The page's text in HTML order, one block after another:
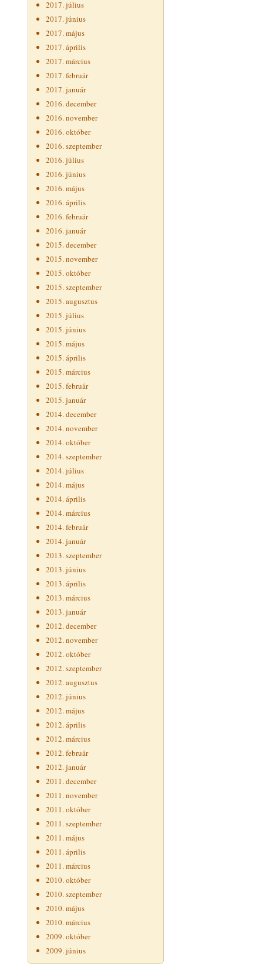
2017. július
2017. június
2017. május
2017. április
2017. március
2017. február
2017. január
2016. december
2016. november
2016. október
2016. szeptember
2016. július
2016. június
2016. május
2016. április
2016. február
2016. január
2015. december
2015. november
2015. október
2015. szeptember
2015. augusztus
2015. július
2015. június
2015. május
2015. április
2015. március
2015. február
2015. január
2014. december
2014. november
2014. október
2014. szeptember
2014. július
2014. május
2014. április
2014. március
2014. február
2014. január
2013. szeptember
2013. június
2013. április
2013. március
2013. január
2012. december
2012. november
2012. október
2012. szeptember
2012. augusztus
2012. június
2012. május
2012. április
2012. március
2012. február
2012. január
2011. december
2011. november
2011. október
2011. szeptember
2011. május
2011. április
2011. március
2010. október
2010. szeptember
2010. május
2010. március
2009. október
2009. június